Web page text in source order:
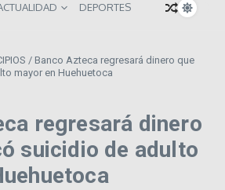
DEPORTES
/ Banco Azteca regresará dinero que
mayor en Huehuetoca
regresará dinero
suicidio de adulto